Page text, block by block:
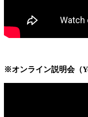
※オンライン説明会（